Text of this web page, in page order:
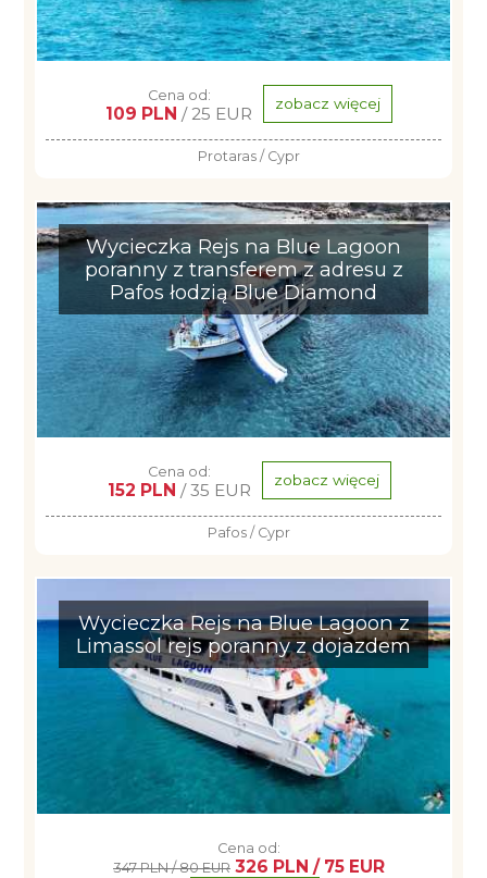
Cena od:
109 PLN / 25 EUR zobacz więcej
Protaras / Cypr
Wycieczka Rejs na Blue Lagoon
poranny z transferem z adresu z
Pafos łodzią Blue Diamond
Cena od:
152 PLN / 35 EUR zobacz więcej
Pafos / Cypr
Wycieczka Rejs na Blue Lagoon z
Limassol rejs poranny z dojazdem
Cena od:
347 PLN / 80 EUR 326 PLN / 75 EUR